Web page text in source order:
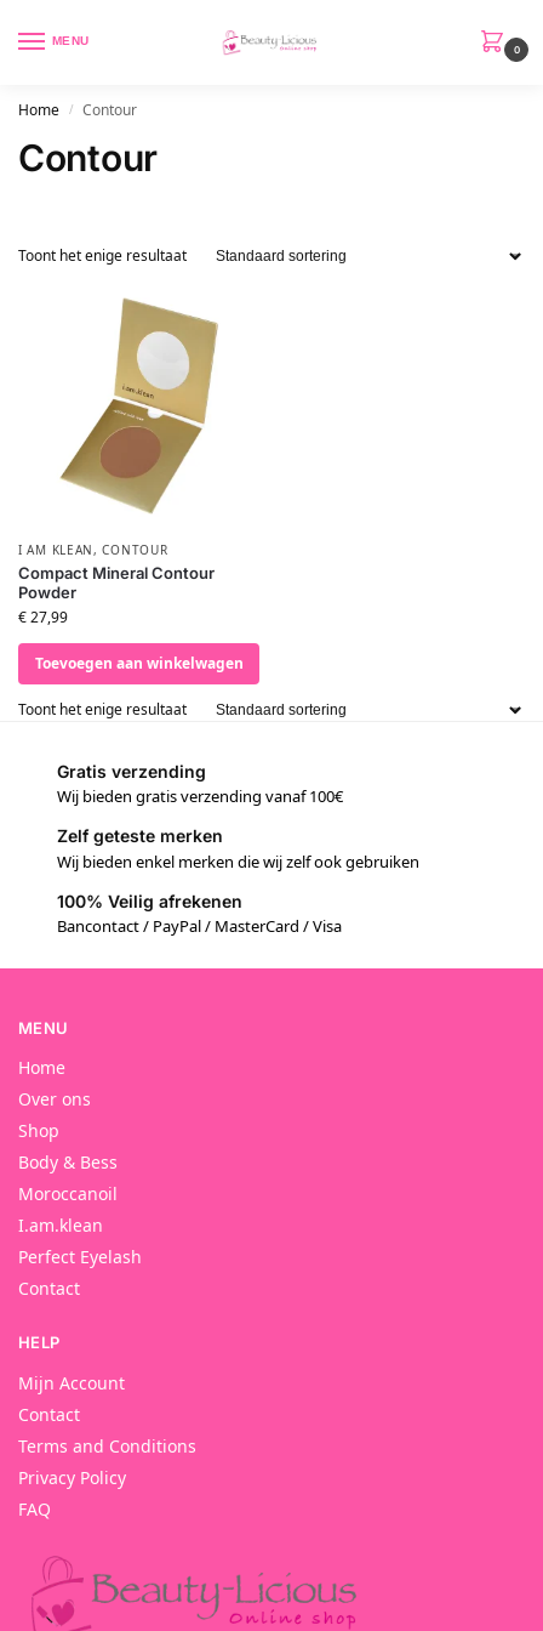
MENU
0
Home / Contour
Contour
Toont het enige resultaat
I AM KLEAN,CONTOUR
Compact Mineral Contour
Powder
€27,99
Toevoegen aan winkelwagen
Toont het enige resultaat
Gratis verzending
Wij bieden gratis verzending vanaf 100€
Zelf geteste merken
Wij bieden enkel merken die wij zelf ook gebruiken
100% Veilig afrekenen
Bancontact / PayPal / MasterCard / Visa
MENU
Home
Over ons
Shop
Body & Bess
Moroccanoil
I.am.klean
Perfect Eyelash
Contact
HELP
Mijn Account
Contact
Terms and Conditions
Privacy Policy
FAQ